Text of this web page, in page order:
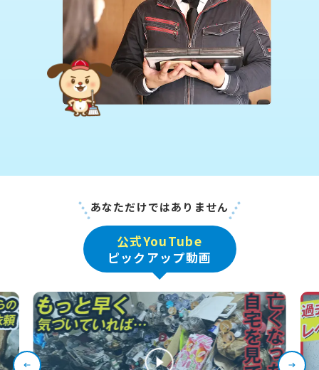
あなただけではありません
公式YouTube
ピックアップ動画